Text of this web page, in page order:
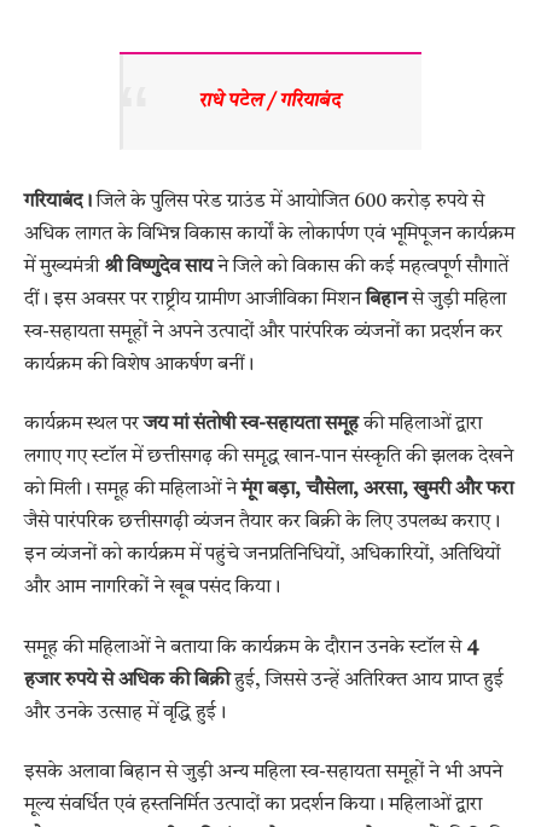
राधे पटेल / गरियाबंद
गरियाबंद। जिले के पुलिस परेड ग्राउंड में आयोजित 600 करोड़ रुपये से
अधिक लागत के विभिन्न विकास कार्यों के लोकार्पण एवं भूमिपूजन कार्यक्रम
में मुख्यमंत्री श्री विष्णुदेव सायने जिले को विकास की कई महत्वपूर्ण सौगातें
दीं। इस अवसर पर राष्ट्रीय ग्रामीण आजीविका मिशनबिहानसे जुड़ी महिला
स्व-सहायता समूहों ने अपने उत्पादों और पारंपरिक व्यंजनों का प्रदर्शन कर
कार्यक्रम की विशेष आकर्षण बनीं।
कार्यक्रम स्थल परजय मां संतोषी स्व-सहायता समूहकी महिलाओं द्वारा
लगाए गए स्टॉल में छत्तीसगढ़ की समृद्ध खान-पान संस्कृति की झलक देखने
को मिली। समूह की महिलाओं नेमूंग बड़ा, चौसेला, अरसा, खुमरी और फरा
जैसे पारंपरिक छत्तीसगढ़ी व्यंजन तैयार कर बिक्री के लिए उपलब्ध कराए।
इन व्यंजनों को कार्यक्रम में पहुंचे जनप्रतिनिधियों, अधिकारियों, अतिथियों
और आम नागरिकों ने खूब पसंद किया।
समूह की महिलाओं ने बताया कि कार्यक्रम के दौरान उनके स्टॉल से 4
हजार रुपये से अधिक की बिक्रीहुई, जिससे उन्हें अतिरिक्त आय प्राप्त हुई
और उनके उत्साह में वृद्धि हुई।
इसके अलावा बिहान से जुड़ी अन्य महिला स्व-सहायता समूहों ने भी अपने
मूल्य संवर्धित एवं हस्तनिर्मित उत्पादों का प्रदर्शन किया। महिलाओं द्वारा